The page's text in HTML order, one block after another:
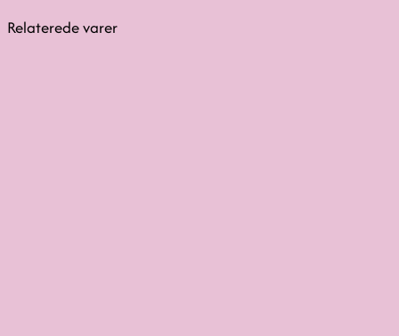
Relaterede varer